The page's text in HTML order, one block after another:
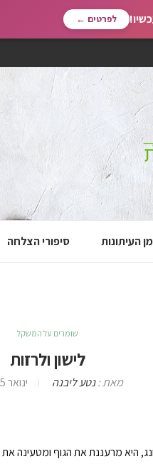
לפרטים ←
מן העיתונות סיפורי הצלחה
שומרים על המשקל
לישון ולרזות
מאת :נטע ליבנה ינואר 5, 2016
היא מרעננת את הגוף ומטעינה